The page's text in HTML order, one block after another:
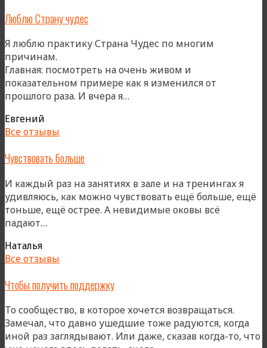
Люблю Страну чудес
Я люблю практику Страна Чудес по многим
причинам.
Главная: посмотреть на очень живом и
показательном примере как я изменился от
прошлого раза. И вчера я…
Евгений
Все отзывы
Чувствовать больше
И каждый раз на занятиях в зале и на тренингах я
удивляюсь, как можно чувствовать ещё больше, ещё
тоньше, ещё острее. А невидимые оковы всё
падают…
Наталья
Все отзывы
Чтобы получить поддержку
То сообщество, в которое хочется возвращаться.
Замечал, что давно ушедшие тоже радуются, когда
иной раз заглядывают. Или даже, сказав когда-то, что